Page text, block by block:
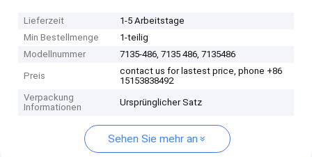
Lieferzeit
1-5 Arbeitstage
Min Bestellmenge
1-teilig
Modellnummer
7135-486, 7135 486, 7135486
Preis
contact us for lastest price, phone +86
15153838492
Verpackung
Informationen
Ursprünglicher Satz
Sehen Sie mehr an